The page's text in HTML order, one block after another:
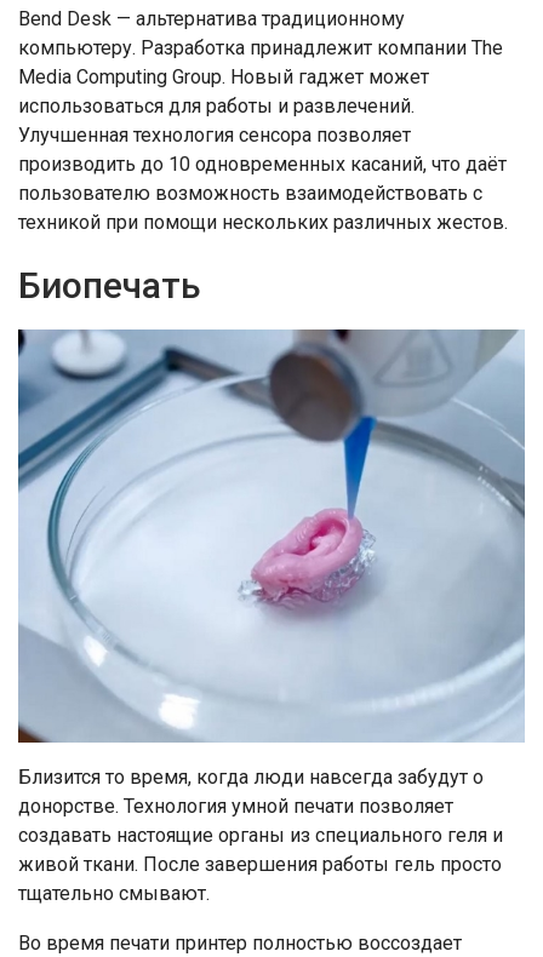
Bend Desk — альтернатива традиционному
компьютеру. Разработка принадлежит компании The
Media Computing Group. Новый гаджет может
использоваться для работы и развлечений.
Улучшенная технология сенсора позволяет
производить до 10 одновременных касаний, что даёт
пользователю возможность взаимодействовать с
техникой при помощи нескольких различных жестов.
Биопечать
Близится то время, когда люди навсегда забудут о
донорстве. Технология умной печати позволяет
создавать настоящие органы из специального геля и
живой ткани. После завершения работы гель просто
тщательно смывают.
Во время печати принтер полностью воссоздает